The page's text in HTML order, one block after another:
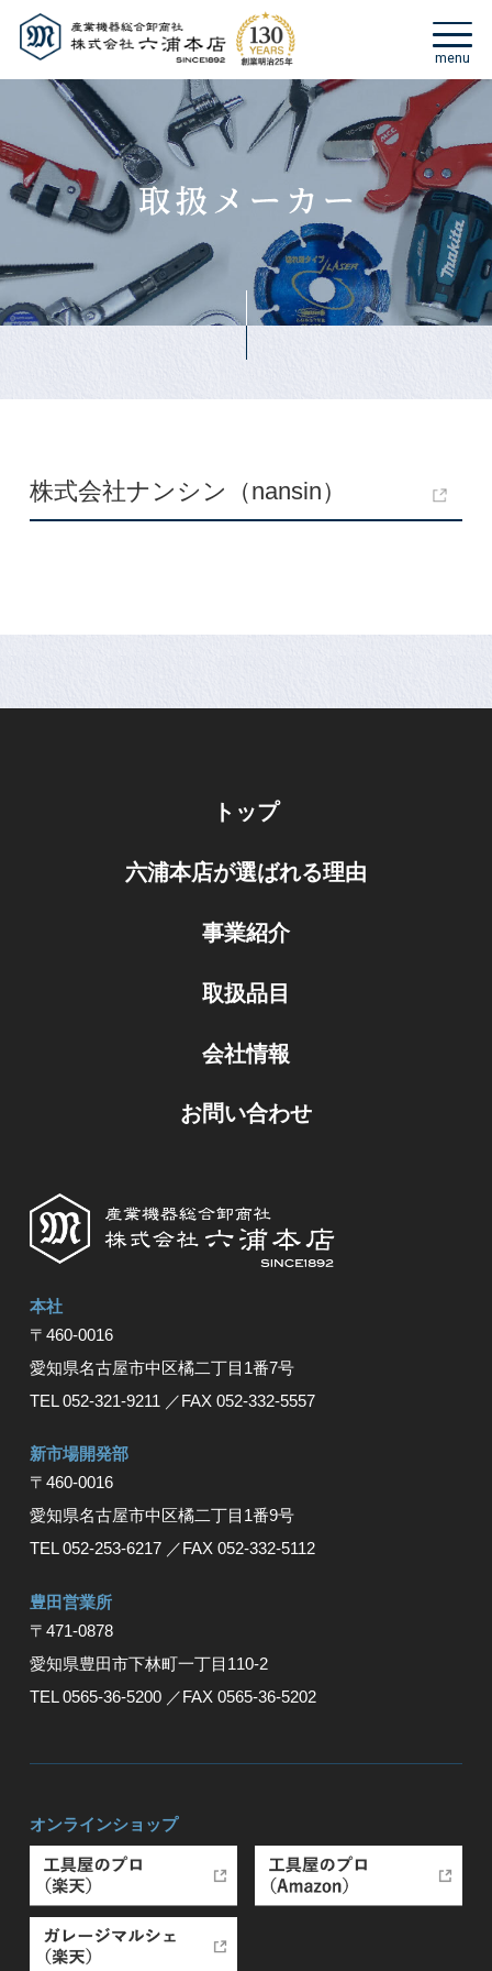
株式会社ナンシン（nansin）
トップ
六浦本店が選ばれる理由
事業紹介
取扱品目
会社情報
お問い合わせ
本社
〒460-0016
愛知県名古屋市中区橘⼆丁⽬1番7号
TEL 052-321-9211 ／FAX 052-332-5557
新市場開発部
〒460-0016
愛知県名古屋市中区橘二丁目1番9号
TEL 052-253-6217 ／FAX 052-332-5112
豊⽥営業所
〒471-0878
愛知県豊⽥市下林町⼀丁⽬110-2
TEL 0565-36-5200 ／FAX 0565-36-5202
オンラインショップ